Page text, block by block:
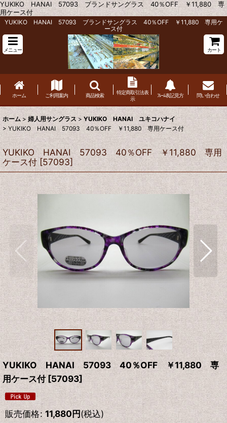
YUKIKO HANAI 57093 ブランドサングラス 40％OFF ￥11,880 専
用ケース付
YUKIKO HANAI 57093 ブランドサングラス 40％OFF ￥11,880 専用ケ
ース付
メニュー カート
ホーム ご利用案内 商品検索
特定商取引法表
示
ﾌﾚｰﾑ表記見方 問い合わせ
ホーム > 婦人用サングラス > YUKIKO HANAI ユキコハナイ
> YUKIKO HANAI 57093 40％OFF ￥11,880 専用ケース付
YUKIKO HANAI 57093 40％OFF ￥11,880 専用
ケース付 [57093]
YUKIKO HANAI 57093 40％OFF ￥11,880 専
用ケース付 [57093]
販売価格: 11,880円(税込)